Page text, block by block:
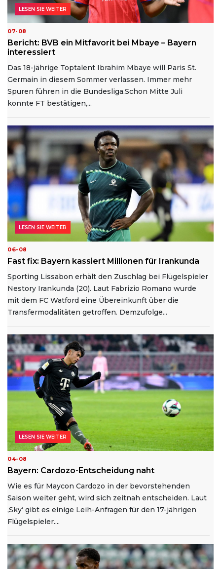
07-08
Bericht: BVB ein Mitfavorit bei Mbaye – Bayern
interessiert
Das 18-jährige Toptalent Ibrahim Mbaye will Paris St.
Germain in diesem Sommer verlassen. Immer mehr
Spuren führen in die Bundesliga.Schon Mitte Juli
konnte FT bestätigen,...
LESEN SIE WEITER
06-08
Fast fix: Bayern kassiert Millionen für Irankunda
Sporting Lissabon erhält den Zuschlag bei Flügelspieler
Nestory Irankunda (20). Laut Fabrizio Romano wurde
mit dem FC Watford eine Übereinkunft über die
Transfermodalitäten getroffen. Demzufolge...
LESEN SIE WEITER
04-08
Bayern: Cardozo-Entscheidung naht
Wie es für Maycon Cardozo in der bevorstehenden
Saison weiter geht, wird sich zeitnah entscheiden. Laut
‚Sky‘ gibt es einige Leih-Anfragen für den 17-jährigen
Flügelspieler....
LESEN SIE WEITER